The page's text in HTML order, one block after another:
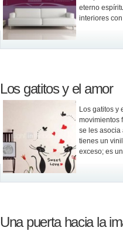
eterno
interiores
Los gatitos y el amor
Los gatitos y
movimientos
se les asocia
tienes un
exceso; es
Una puerta hacia la